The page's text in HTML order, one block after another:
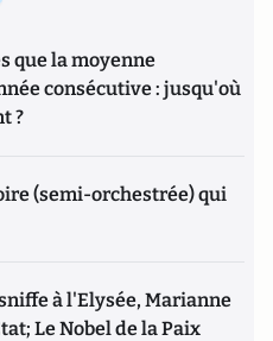
que la moyenne
consécutive : jusqu'où
?
(semi-orchestrée) qui
à l'Elysée, Marianne
Le Nobel de la Paix